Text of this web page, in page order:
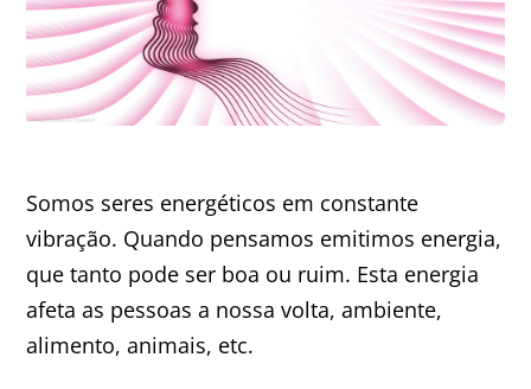
Minha Conta
AGENDAMENTO
Somos seres energéticos em constante
vibração. Quando pensamos emitimos energia,
que tanto pode ser boa ou ruim. Esta energia
afeta as pessoas a nossa volta, ambiente,
alimento, animais, etc.